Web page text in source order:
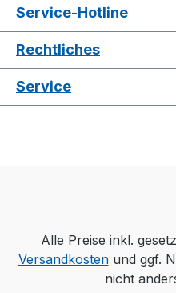
Service-Hotline
Rechtliches
Service
Alle Preise inkl.
Versandkostenund ggf.
nicht